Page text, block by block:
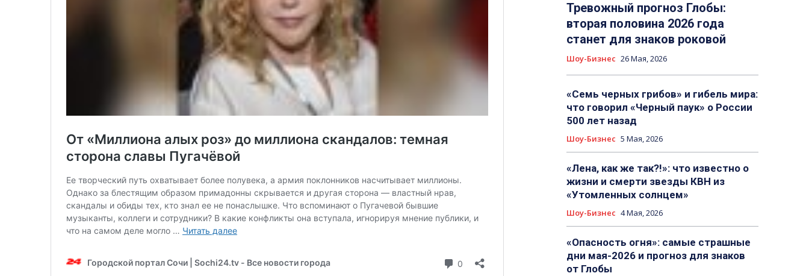
Тревожный прогноз Глобы:
вторая половина 2026 года
станет для знаков роковой
Шоу-Бизнес 26 Мая, 2026
«Семь черных грибов» и гибель мира:
что говорил «Черный паук» о России
500 лет назад
Шоу-Бизнес 5 Мая, 2026
«Лена, как же так?!»: что известно о
жизни и смерти звезды КВН из
«Утомленных солнцем»
Шоу-Бизнес 4 Мая, 2026
«Опасность огня»: самые страшные
дни мая-2026 и прогноз для знаков
от Глобы